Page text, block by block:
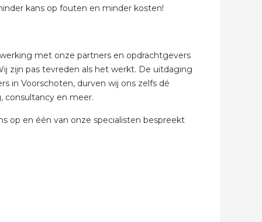
kans op fouten en minder kosten!
met onze partners en opdrachtgevers
zijn pas tevreden als het werkt. De uitdaging
in Voorschoten, durven wij ons zelfs dé
consultancy en meer.
op en één van onze specialisten bespreekt